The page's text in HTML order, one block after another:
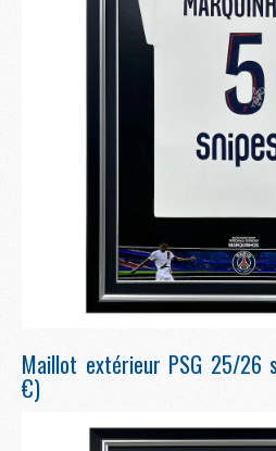
Maillot extérieur PSG 25/26
€)